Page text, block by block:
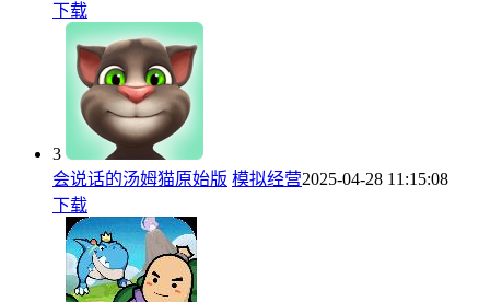
下载
3
会说话的汤姆猫原始版 模拟经营2025-04-28 11:15:08
下载